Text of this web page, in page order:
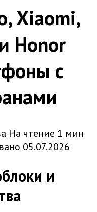
Xiaomi,
Honor
с
На чтение 1 мин
05.07.2026
и